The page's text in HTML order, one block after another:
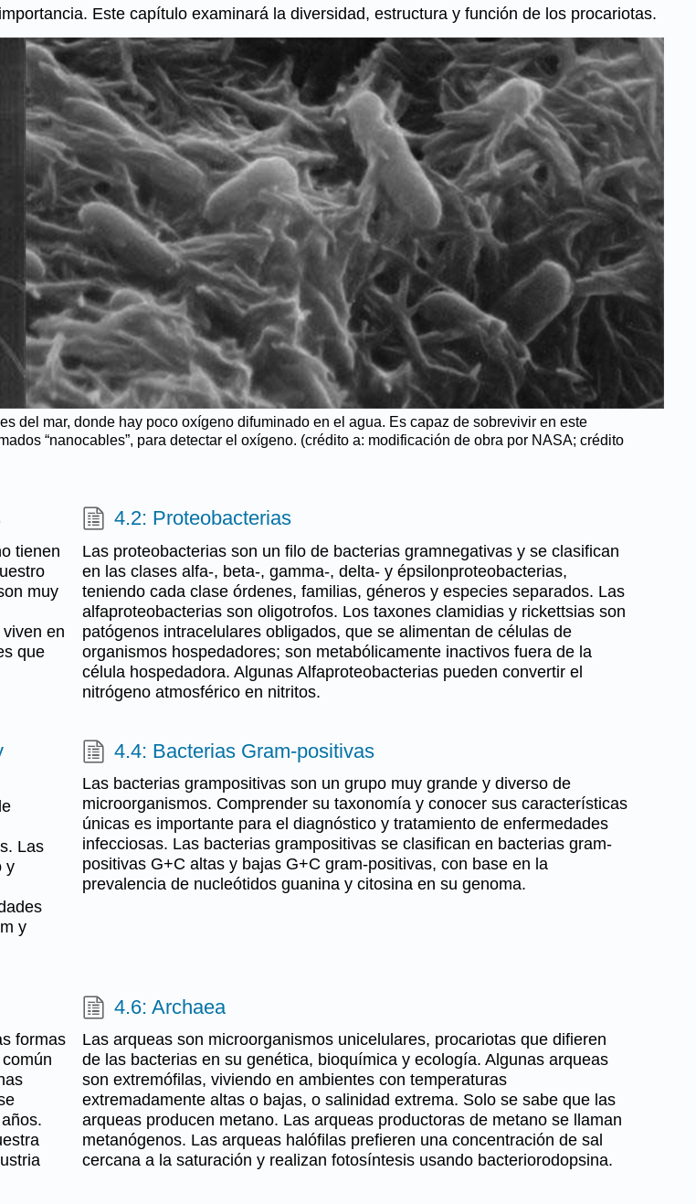
Este capítulo examinará la diversidad, estructura y función de los procariotas.
del mar, donde hay poco oxígeno difuminado en el agua. Es capaz de sobrevivir en este
“nanocables”, para detectar el oxígeno. (crédito a: modificación de obra por NASA; crédito
tienen
muy
en
que
4.2: Proteobacterias
Las proteobacterias son un filo de bacterias gramnegativas y se clasifican
en las clases alfa-, beta-, gamma-, delta- y épsilonproteobacterias,
teniendo cada clase órdenes, familias, géneros y especies separados. Las
alfaproteobacterias son oligotrofos. Los taxones clamidias y rickettsias son
patógenos intracelulares obligados, que se alimentan de células de
organismos hospedadores; son metabólicamente inactivos fuera de la
célula hospedadora. Algunas Alfaproteobacterias pueden convertir el
nitrógeno atmosférico en nitritos.
Las
y
y
4.4: Bacterias Gram-positivas
Las bacterias grampositivas son un grupo muy grande y diverso de
microorganismos. Comprender su taxonomía y conocer sus características
únicas es importante para el diagnóstico y tratamiento de enfermedades
infecciosas. Las bacterias grampositivas se clasifican en bacterias gram-
positivas G+C altas y bajas G+C gram-positivas, con base en la
prevalencia de nucleótidos guanina y citosina en su genoma.
formas
4.6: Archaea
Las arqueas son microorganismos unicelulares, procariotas que difieren
de las bacterias en su genética, bioquímica y ecología. Algunas arqueas
son extremófilas, viviendo en ambientes con temperaturas
extremadamente altas o bajas, o salinidad extrema. Solo se sabe que las
arqueas producen metano. Las arqueas productoras de metano se llaman
metanógenos. Las arqueas halófilas prefieren una concentración de sal
cercana a la saturación y realizan fotosíntesis usando bacteriorodopsina.